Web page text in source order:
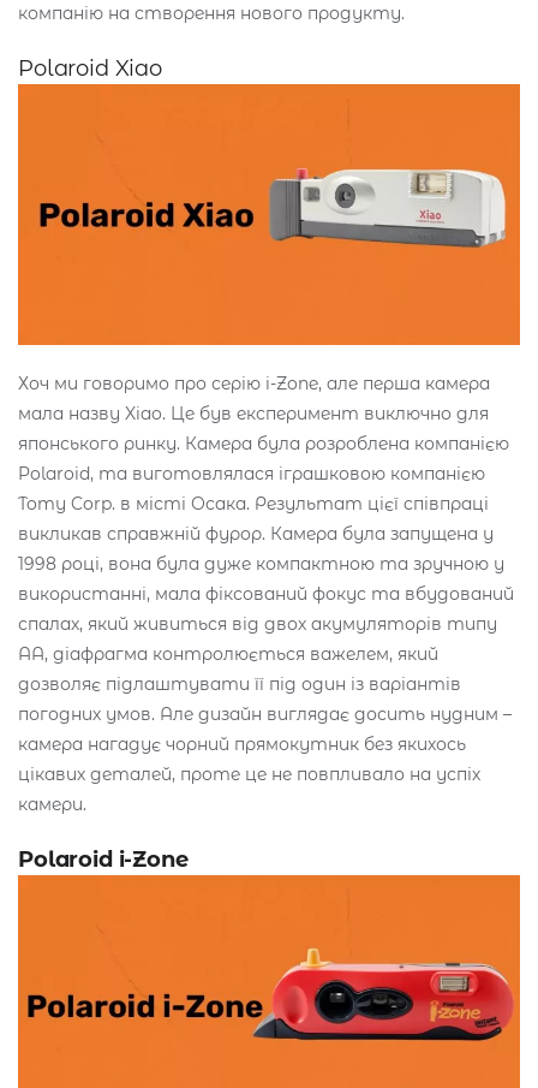
компанію на створення нового продукту.
Polaroid Xiao
Хоч ми говоримо про серію i-Zone, але перша камера
мала назву Xiao. Це був експеримент виключно для
японського ринку. Камера була розроблена компанією
Polaroid, та виготовлялася іграшковою компанією
Tomy Corp. в місті Осака. Результат цієї співпраці
викликав справжній фурор. Камера була запущена у
1998 році, вона була дуже компактною та зручною у
використанні, мала фіксований фокус та вбудований
спалах, який живиться від двох акумуляторів типу
АА, діафрагма контролюється важелем, який
дозволяє підлаштувати її під один із варіантів
погодних умов. Але дизайн виглядає досить нудним –
камера нагадує чорний прямокутник без якихось
цікавих деталей, проте це не повпливало на успіх
камери.
Polaroid i-Zone